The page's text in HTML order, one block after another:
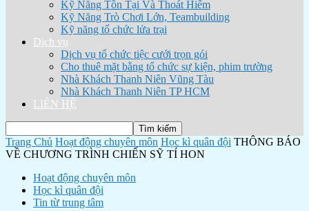
Kỹ Năng Tồn Tại Và Thoát Hiểm
Kỹ Năng Trò Chơi Lớn, Teambuilding
Kỹ năng tổ chức lửa trại
Dịch vụ
Dịch vụ tổ chức tiệc cưới trọn gói
Cho thuê mặt bằng tổ chức sự kiện, phim trường
Nhà Khách Thanh Niên Vũng Tàu
Nhà Khách Thanh Niên TP HCM
LIÊN HỆ
Trang Chủ Hoạt động chuyên môn Học kì quân đội THÔNG BÁO
VỀ CHƯƠNG TRÌNH CHIẾN SỸ TÍ HON
Hoạt động chuyên môn
Học kì quân đội
Tin từ trung tâm